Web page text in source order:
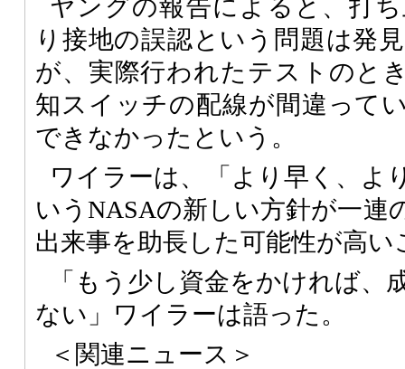
ヤングの報告によると、打
り接地の誤認という問題は発
が、実際行われたテストのと
知スイッチの配線が間違って
できなかったという。
ワイラーは、「より早く、よ
いうNASAの新しい方針が一連
出来事を助長した可能性が高
「もう少し資金をかければ、
ない」ワイラーは語った。
＜関連ニュース＞